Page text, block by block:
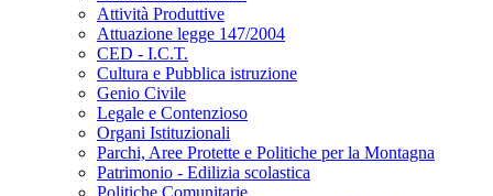
Attività Produttive
Attuazione legge 147/2004
CED - I.C.T.
Cultura e Pubblica istruzione
Genio Civile
Legale e Contenzioso
Organi Istituzionali
Parchi, Aree Protette e Politiche per la Montagna
Patrimonio - Edilizia scolastica
Politiche Comunitarie